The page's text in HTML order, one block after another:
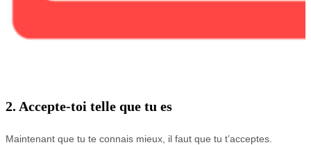
2. Accepte-toi telle que tu es
Maintenant que tu te connais mieux, il faut que tu t’acceptes.